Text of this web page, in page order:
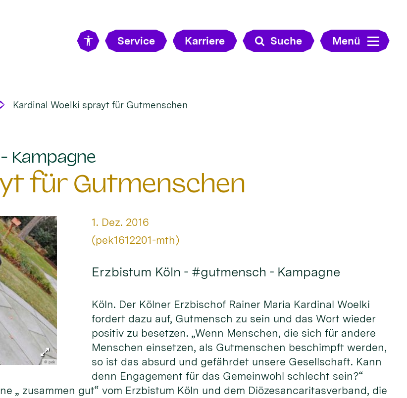
Service Karriere Suche Menü
Kardinal Woelki sprayt für Gutmenschen
Kampagne
für Gutmenschen
© pek
Datum:
1. Dez. 2016
Von:
(pek1612201-mth)
Erzbistum Köln - #gutmensch - Kampagne
Köln. Der Kölner Erzbischof Rainer Maria Kardinal Woelki
fordert dazu auf, Gutmensch zu sein und das Wort wieder
positiv zu besetzen. „Wenn Menschen, die sich für andere
Menschen einsetzen, als Gutmenschen beschimpft werden,
so ist das absurd und gefährdet unsere Gesellschaft. Kann
denn Engagement für das Gemeinwohl schlecht sein?“
„ zusammen gut“ vom Erzbistum Köln und dem Diözesancaritasverband, die